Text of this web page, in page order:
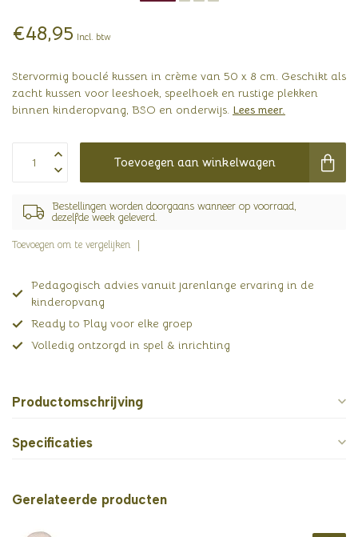
€48,95 Incl. btw
Stervormig bouclé kussen in crème van 50 x 8 cm. Geschikt als
zacht kussen voor leeshoek, speelhoek en rustige plekken
binnen kinderopvang, BSO en onderwijs. Lees meer.
Toevoegen aan winkelwagen
Bestellingen worden doorgaans wanneer op voorraad,
dezelfde week geleverd.
Toevoegen om te vergelijken
Pedagogisch advies vanuit jarenlange ervaring in de
kinderopvang
Ready to Play voor elke groep
Volledig ontzorgd in spel & inrichting
Productomschrijving
Specificaties
Gerelateerde producten